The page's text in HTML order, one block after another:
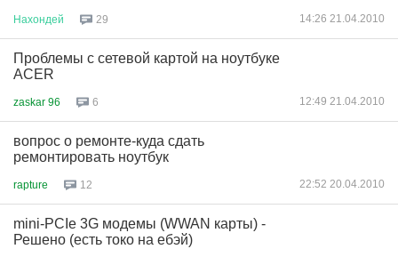
Нахондей 29 14:26 21.04.2010
Проблемы с сетевой картой на ноутбуке
ACER
zaskar 96 6 12:49 21.04.2010
вопрос о ремонте-куда сдать
ремонтировать ноутбук
rapture 12 22:52 20.04.2010
mini-PCIe 3G модемы (WWAN карты) -
Решено (есть токо на ебэй)